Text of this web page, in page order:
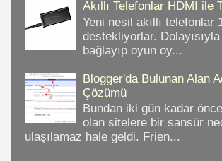
Akıllı Telefonlar HDMI ile
Yeni nesil akıllı
destekliyorlar.
bağlayıp oyun oy...
Blogger'da Bulunan Alan
Çözümü
Bundan iki gün kadar
olan sitelere bir sansür
ulaşılamaz hale geldi. Frien...